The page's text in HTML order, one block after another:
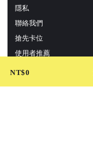
隱私
聯絡我們
搶先卡位
使用者推薦
NT$0